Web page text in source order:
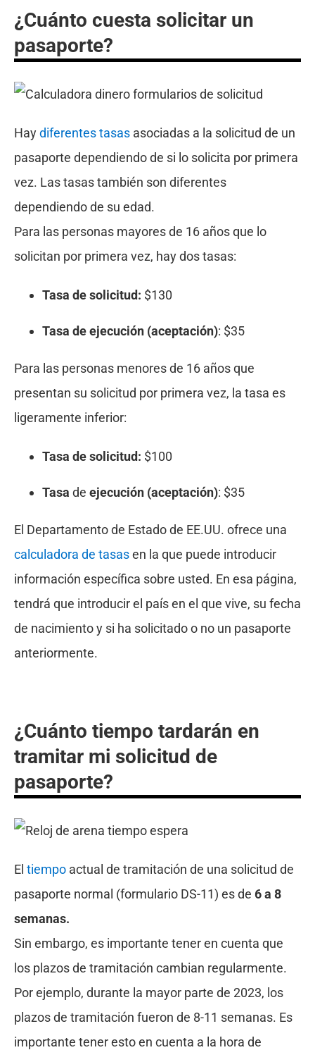
¿Cuánto cuesta solicitar un
pasaporte?
Haydiferentes tasas asociadas a la solicitud de un
pasaporte dependiendo de si lo solicita por primera
vez. Las tasas también son diferentes
dependiendo de su edad.
Para las personas mayores de 16 años que lo
solicitan por primera vez, hay dos tasas:
Tasa de solicitud: $130
Tasa de ejecución (aceptación): $35
Para las personas menores de 16 años que
presentan su solicitud por primera vez, la tasa es
ligeramente inferior:
Tasa de solicitud: $100
Tasa de ejecución (aceptación): $35
El Departamento de Estado de EE.UU. ofrece una
calculadora de tasasen la que puede introducir
información específica sobre usted. En esa página,
tendrá que introducir el país en el que vive, su fecha
de nacimiento y si ha solicitado o no un pasaporte
anteriormente.
¿Cuánto tiempo tardarán en
tramitar mi solicitud de
pasaporte?
El tiempo actual de tramitación de una solicitud de
pasaporte normal (formulario DS-11) es de 6 a 8
semanas.
Sin embargo, es importante tener en cuenta que
los plazos de tramitación cambian regularmente.
Por ejemplo, durante la mayor parte de 2023, los
plazos de tramitación fueron de 8-11 semanas. Es
importante tener esto en cuenta a la hora de